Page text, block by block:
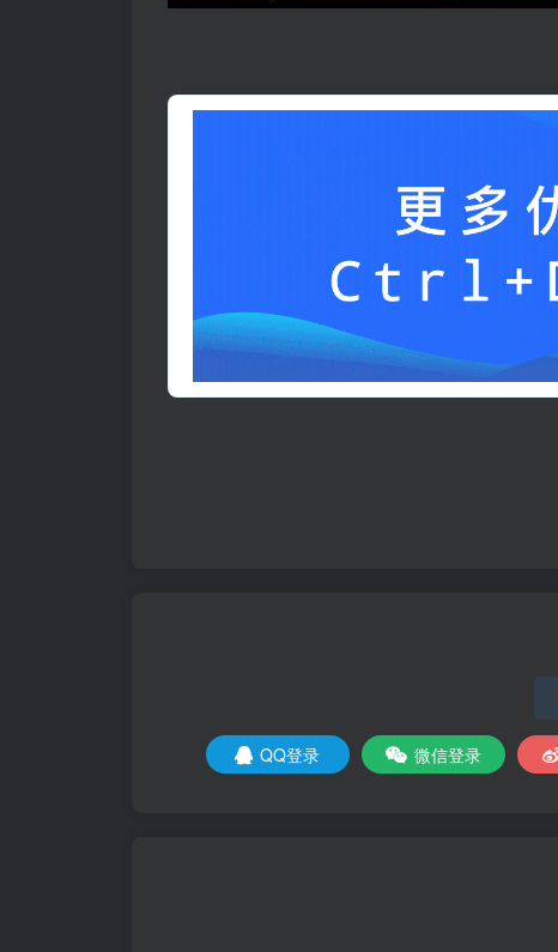
QQ登录 微信登录